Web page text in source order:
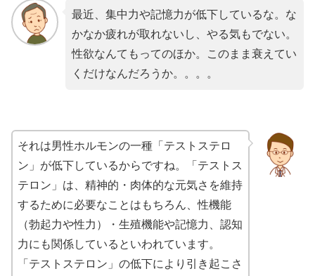
最近、集中力や記憶力が低下しているな。な
かなか疲れが取れないし、やる気もでない。
性欲なんてもってのほか。このまま衰えてい
くだけなんだろうか。。。。
それは男性ホルモンの一種「テストステロ
ン」が低下しているからですね。「テストス
テロン」は、精神的・肉体的な元気さを維持
するために必要なことはもちろん、性機能
（勃起力や性力）・生殖機能や記憶力、認知
力にも関係しているといわれています。
「テストステロン」の低下により引き起こさ